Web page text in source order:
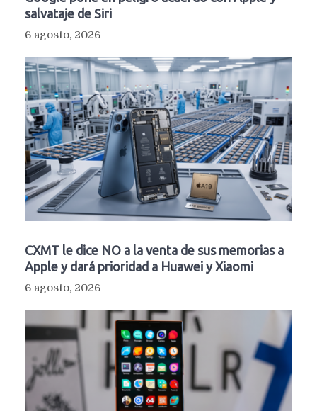
salvataje de Siri
6 agosto, 2026
CXMT le dice NO a la venta de sus memorias a
Apple y dará prioridad a Huawei y Xiaomi
6 agosto, 2026